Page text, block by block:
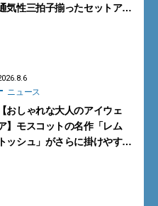
気性三拍子揃ったセットアッ
ニュース
【おしゃれな大人のアイウェ
】モスコットの名作「レム
トッシュ」がさらに掛けやす